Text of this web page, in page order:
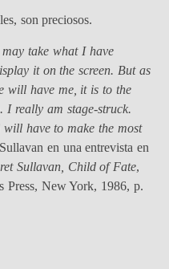
son preciosos.
take what I have
it on the screen. But as
will have me, it is to the
I really am stage-struck.
have to make the most
en una entrevista en
Sullavan, Child of Fate,
Press, New York, 1986, p.